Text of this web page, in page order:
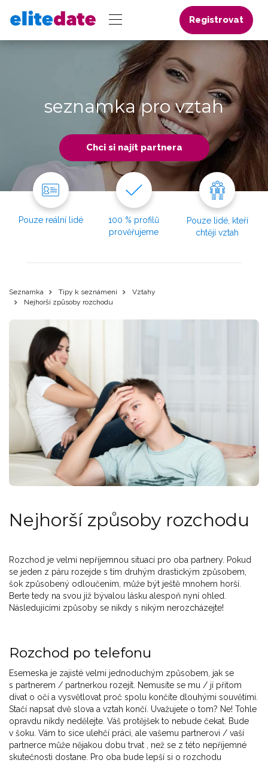
Registrovat
seznamka pro vztah
Chci si najít partnera
Pouze reální lidé
100 % profilů
prověřujeme
Pouze lidé, kteří
chtějí vztah
Seznamka Tipy k seznámení
Vztahy
Nejhorší způsoby rozchodu
Nejhorší způsoby rozchodu
Rozchod je velmi nepříjemnou situací pro oba partnery. Pokud
se jeden z páru rozejde s tím druhým drastickým způsobem,
šok způsobený odloučením, může být ještě mnohem horší.
Berte tedy na svou již bývalou lásku alespoň nyní ohled.
Následujícími způsoby se nikdy s nikým nerozcházejte!
Rozchod po telefonu
Esemeska je zajisté velmi jednoduchým způsobem, jak se
s partnerem / partnerkou rozejít. Nemusíte se mu / jí přitom
dívat o očí a vysvětlovat proč spolu končíte dlouhými souvětími.
Stačí napsat dvě slova a vztah končí. Uvažujete o tom? Ne! Tohle
opravdu nikdy nedělejte. Váš protějšek to nebude čekat. Bude
v šoku. Vám to sice ulehčí práci, ale vašemu partnerovi / vaší
partnerce může nějakou dobu trvat , než se z této nepříjemné
skutečnosti dostane. Pro oba bude lepší si o rozchodu